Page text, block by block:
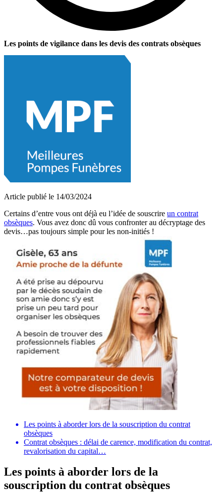
Les points de vigilance dans les devis des contrats obsèques
Article publié le 14/03/2024
Certains d’entre vous ont déjà eu l’idée de souscrire un contrat
obsèques. Vous avez donc dû vous confronter au décryptage des
devis…pas toujours simple pour les non-initiés !
Les points à aborder lors de la souscription du contrat
obsèques
Contrat obsèques : délai de carence, modification du contrat,
revalorisation du capital…
Les points à aborder lors de la
souscription du contrat obsèques